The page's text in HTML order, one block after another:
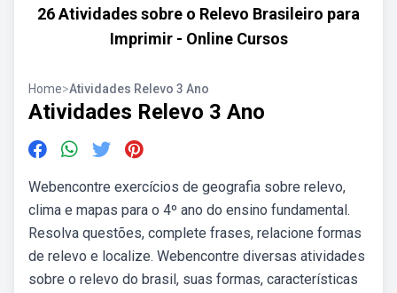
26 Atividades sobre o Relevo Brasileiro para
Imprimir - Online Cursos
Home>Atividades Relevo 3 Ano
Atividades Relevo 3 Ano
Webencontre exercícios de geografia sobre relevo,
clima e mapas para o 4º ano do ensino fundamental.
Resolva questões, complete frases, relacione formas
de relevo e localize. Webencontre diversas atividades
sobre o relevo do brasil, suas formas, características